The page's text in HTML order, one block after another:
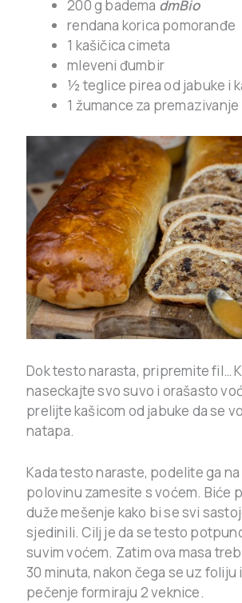
200 g badema dmBio
rendana korica pomoranđe
1 kašičica cimeta
mleveni đumbir
½ teglice pirea od jabuke i
1 žumance za premazivanje
­­­­­­­­Dok testo narasta, pripremite fil…
naseckajte svo suvo i orašasto
prelijte kašicom od jabuke da se
natapa.
Kada testo naraste, podelite ga
polovinu zamesite s voćem. Biće
duže mešenje kako bi se svi
sjedinili. Cilj je da se testo
suvim voćem. Zatim ova masa
30 minuta, nakon čega se uz foliju
pečenje formiraju 2 veknice.